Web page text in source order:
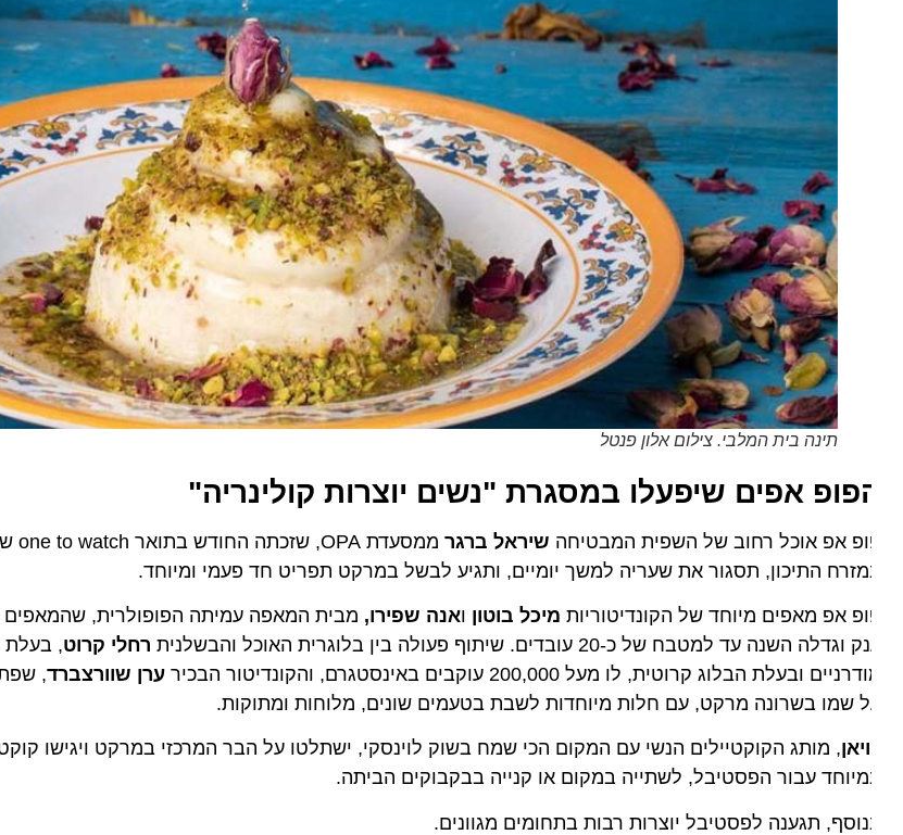
תינה בית המלבי. צילום אלון פנטל
אפים שיפעלו במסגרת "נשים יוצרות קולינריה"
אפ אוכל רחוב של השפית המבטיחהשיראל ברגר
התיכון, תסגור את שעריה למשך יומיים, ותגיע לבשל במרקט תפריט חד פעמי ומיוחד.
אפ מאפים מיוחד של הקונדיטוריותמיכל בוטוןואנה שפירו,מבית המאפה עמיתה הפופולרית, שהמאפים
וגדלה השנה עד למטבח של כ-20 עובדים. שיתוף פעולה בין בלוגרית האוכל והבשלנית
רחלי קרוט, בעלת
ובעלת הבלוג קרוטית, לו מעל 200,000 עוקבים באינסטגרם, והקונדיטור הבכיר
ערן שוורצברד, שפתח
שמו בשרונה מרקט, עם חלות מיוחדות לשבת בטעמים שונים, מלוחות ומתוקות.
, מותג הקוקטיילים הנשי עם המקום הכי שמח בשוק לוינסקי, ישתלטו על הבר המרכזי במרקט ויגישו
עבור הפסטיבל, לשתייה במקום או קנייה בבקבוקים הביתה.
תגענה לפסטיבל יוצרות רבות בתחומים מגוונים.